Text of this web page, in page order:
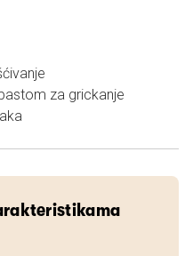
za grickanje